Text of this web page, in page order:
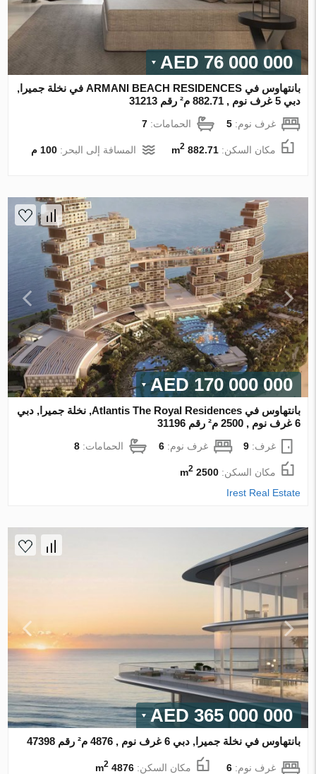
76 000 000 AED
بانتهاوس في ARMANI BEACH RESIDENCES في نخلة جميرا,
دبي 5 غرف نوم , 882.71 م² رقم 31213
غرف نوم:5 الحمامات:7
مكان السكن:882.71 m
2 المسافة إلى البحر:100 م
170 000 000 AED
بانتهاوس في Atlantis The Royal Residences, نخلة جميرا, دبي
6 غرف نوم , 2500 م² رقم 31196
غرف:9 غرف نوم:6 الحمامات:8
مكان السكن:2500 m
2
Irest Real Estate
365 000 000 AED
بانتهاوس في نخلة جميرا, دبي 6 غرف نوم , 4876 م² رقم 47398
غرف نوم:6 مكان السكن:4876 m
2